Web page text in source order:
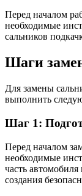
Перед началом
необходимые
сальников
Шаги
Для замены
выполнить
Шаг 1:
Перед началом
необходимые
часть
создания